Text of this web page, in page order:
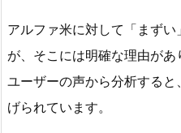
アルファ米に対して「まず
が、そこには明確な理由があ
ユーザーの声から分析する
げられています。